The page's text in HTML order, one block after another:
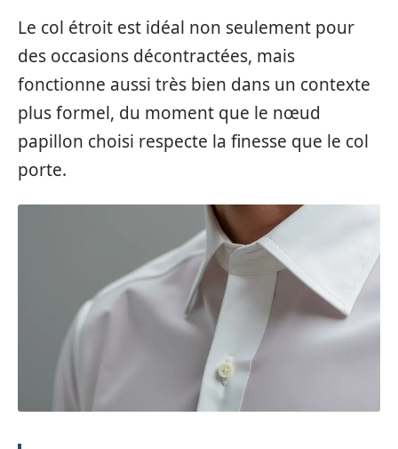
Le col étroit est idéal non seulement pour
des occasions décontractées, mais
fonctionne aussi très bien dans un contexte
plus formel, du moment que le nœud
papillon choisi respecte la finesse que le col
porte.